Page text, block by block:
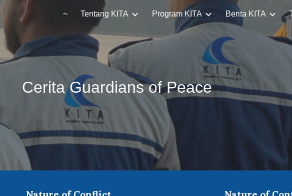
Skip to main content Skip to navigation
~ Tentang KITA Program KITA Berita KITA
Cerita Guardians of Peace